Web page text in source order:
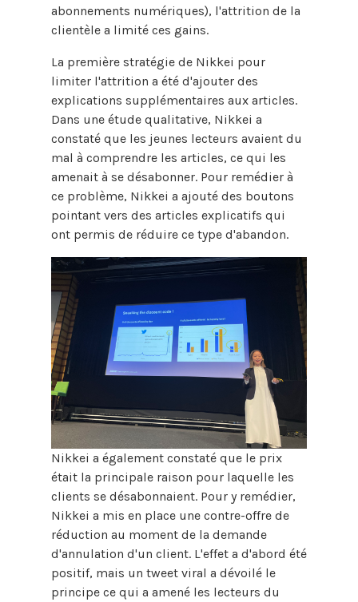
abonnements numériques), l'attrition de la
clientèle a limité ces gains.
La première stratégie de Nikkei pour
limiter l'attrition a été d'ajouter des
explications supplémentaires aux articles.
Dans une étude qualitative, Nikkei a
constaté que les jeunes lecteurs avaient du
mal à comprendre les articles, ce qui les
amenait à se désabonner. Pour remédier à
ce problème, Nikkei a ajouté des boutons
pointant vers des articles explicatifs qui
ont permis de réduire ce type d'abandon.
Nikkei a également constaté que le prix
était la principale raison pour laquelle les
clients se désabonnaient. Pour y remédier,
Nikkei a mis en place une contre-offre de
réduction au moment de la demande
d'annulation d'un client. L'effet a d'abord été
positif, mais un tweet viral a dévoilé le
principe ce qui a amené les lecteurs du